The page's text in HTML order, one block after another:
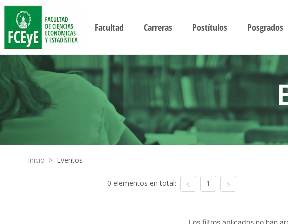
Facultad Carreras Postítulos Posgrados
Inicio > Eventos
0 elementos en total: 1
Los filtros aplicados no han